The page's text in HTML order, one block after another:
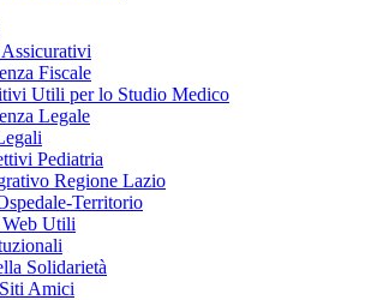
Fiscale
Utili per lo Studio Medico
Legale
Pediatria
Regione Lazio
Territorio
Utili
Solidarietà
Amici